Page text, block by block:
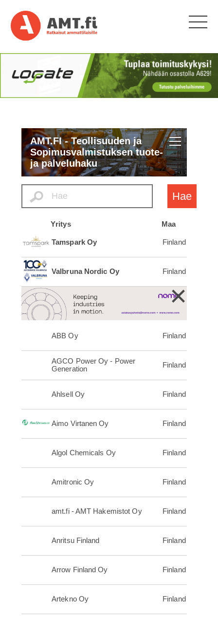
AMT.FI - Teollisuuden ja
Sopimusvalmistuksen tuote-
ja palveluhaku
Hae
Yritys Maa
Tamspark Oy Finland
Valbruna Nordic Oy Finland
×
ABB Oy Finland
AGCO Power Oy - Power
Generation
Finland
Ahlsell Oy Finland
Aimo Virtanen Oy Finland
Algol Chemicals Oy Finland
Amitronic Oy Finland
amt.fi - AMT Hakemistot Oy Finland
Anritsu Finland Finland
Arrow Finland Oy Finland
Artekno Oy Finland